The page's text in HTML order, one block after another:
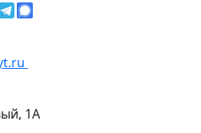
1А